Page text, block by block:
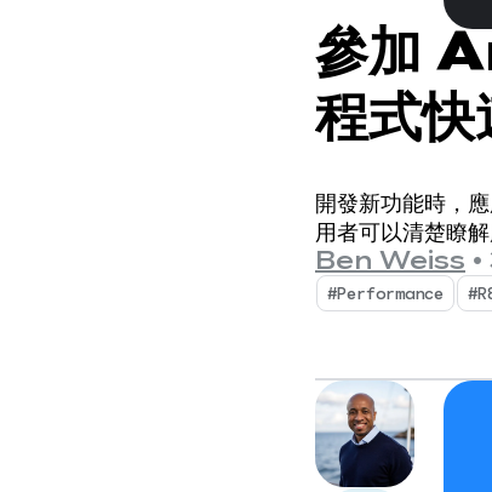
參加
程式快
開發新功能時，
用者可以清楚瞭
Ben Weiss •
#Performance